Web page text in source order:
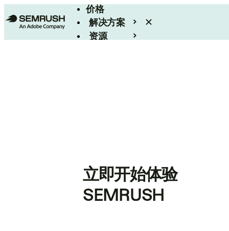
价格
解决方案
资源
立即开始体验
SEMRUSH